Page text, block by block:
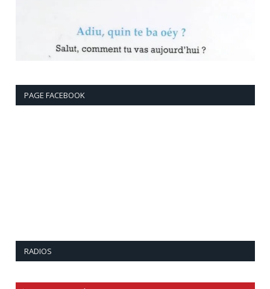
PAGE FACEBOOK
RADIOS